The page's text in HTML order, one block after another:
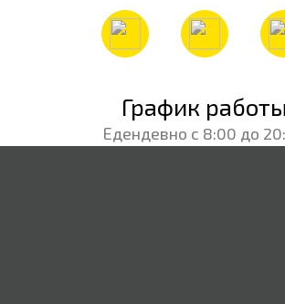
График работы
Едендевно с 8:00 до